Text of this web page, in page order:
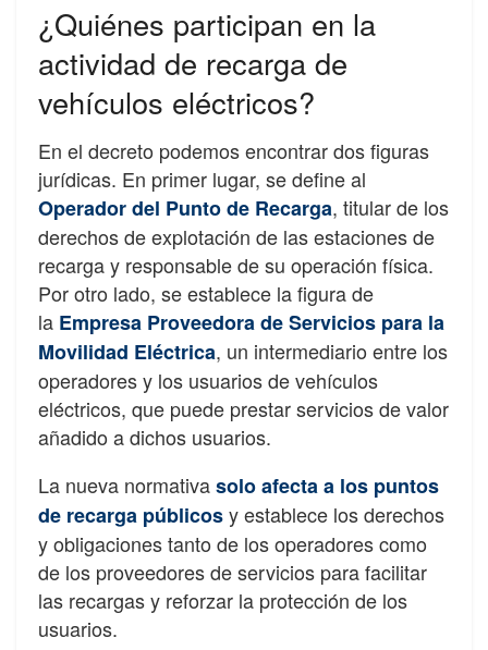
¿Quiénes participan en la
actividad de recarga de
vehículos eléctricos?
En el decreto podemos encontrar dos figuras
jurídicas. En primer lugar, se define al
Operador del Punto de Recarga, titular de los
derechos de explotación de las estaciones de
recarga y responsable de su operación física.
Por otro lado, se establece la figura de
la Empresa Proveedora de Servicios para la
Movilidad Eléctrica, un intermediario entre los
operadores y los usuarios de vehículos
eléctricos, que puede prestar servicios de valor
añadido a dichos usuarios.
La nueva normativasolo afecta a los puntos
de recarga públicosy establece los derechos
y obligaciones tanto de los operadores como
de los proveedores de servicios para facilitar
las recargas y reforzar la protección de los
usuarios.